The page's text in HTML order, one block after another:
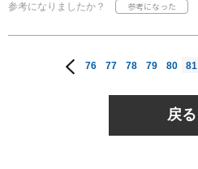
参考になりましたか？
76 77 78 79 80 81
戻る